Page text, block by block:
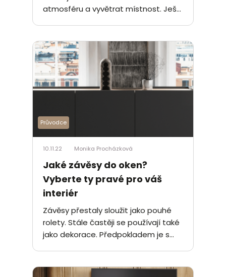
atmosféru a vyvětrat místnost. Ješ...
Průvodce
10.11.22 Monika Procházková
Jaké závěsy do oken?
Vyberte ty pravé pro váš
interiér
Závěsy přestaly sloužit jako pouhé
rolety. Stále častěji se používají také
jako dekorace. Předpokladem je s...